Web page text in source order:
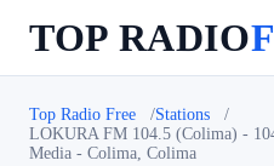
TOP RADIO
Top Radio Free
Stations
LOKURA FM 104.5 (Colima) -
Media - Colima, Colima